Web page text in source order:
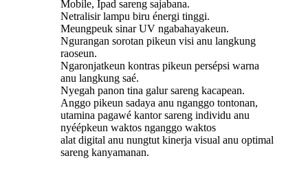
Mobile, Ipad sareng sajabana.
Netralisir lampu biru énergi tinggi.
Meungpeuk sinar UV ngabahayakeun.
Ngurangan sorotan pikeun visi anu langkung
raoseun.
Ngaronjatkeun kontras pikeun persépsi warna
anu langkung saé.
Nyegah panon tina galur sareng kacapean.
Anggo pikeun sadaya anu nganggo tontonan,
utamina pagawé kantor sareng individu anu
nyéépkeun waktos nganggo waktos
alat digital anu nungtut kinerja visual anu optimal
sareng kanyamanan.